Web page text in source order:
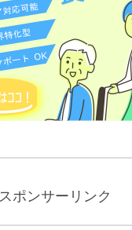
スポンサーリンク